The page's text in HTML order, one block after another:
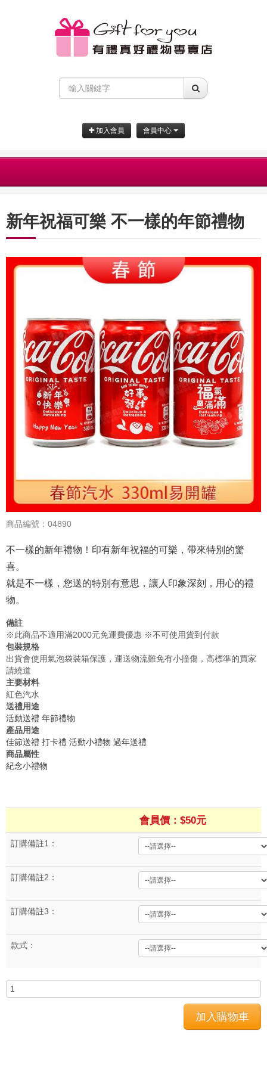
加入會員 會員中心
新年祝福可樂 不一樣的年節禮物
商品編號：04890
不一樣的新年禮物！印有新年祝福的可樂，帶來特別的驚
喜。
就是不一樣，您送的特別有意思，讓人印象深刻，用心的禮
物。
備註
※此商品不適用滿2000元免運費優惠 ※不可使用貨到付款
包裝規格
出貨會使用氣泡袋裝箱保護，運送物流難免有小撞傷，高標準的買家
請繞道
主要材料
紅色汽水
送禮用途
活動送禮 年節禮物
產品用途
佳節送禮 打卡禮 活動小禮物 過年送禮
商品屬性
紀念小禮物
會員價：$50元
訂購備註1：
訂購備註2：
訂購備註3：
款式：